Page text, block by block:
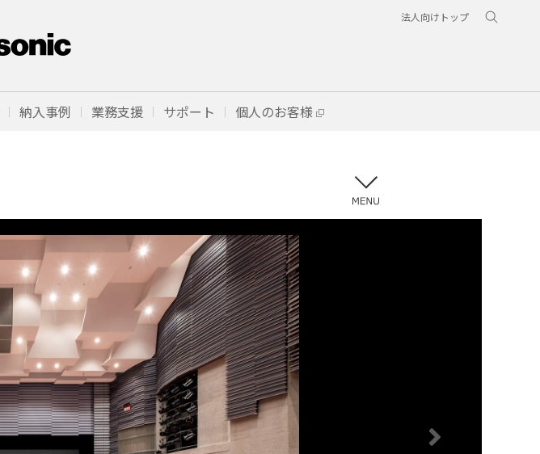
法人向けトップ
納入事例 業務支援 サポート 個人のお客様